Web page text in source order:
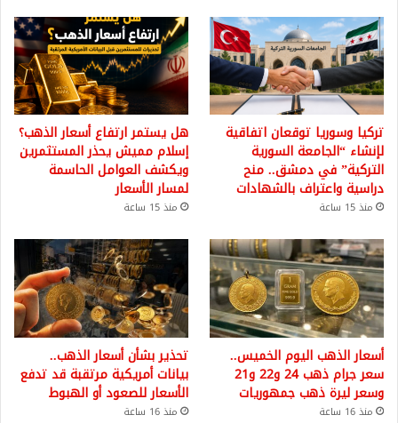
تركيا وسوريا توقعان اتفاقية
لإنشاء “الجامعة السورية
التركية” في دمشق.. منح
دراسية واعتراف بالشهادات
منذ 15 ساعة
هل يستمر ارتفاع أسعار الذهب؟
إسلام مميش يحذر المستثمرين
ويكشف العوامل الحاسمة
لمسار الأسعار
منذ 15 ساعة
أسعار الذهب اليوم الخميس..
سعر جرام ذهب 24 و22 و21
وسعر ليرة ذهب جمهوريات
منذ 16 ساعة
تحذير بشأن أسعار الذهب..
بيانات أمريكية مرتقبة قد تدفع
الأسعار للصعود أو الهبوط
منذ 16 ساعة